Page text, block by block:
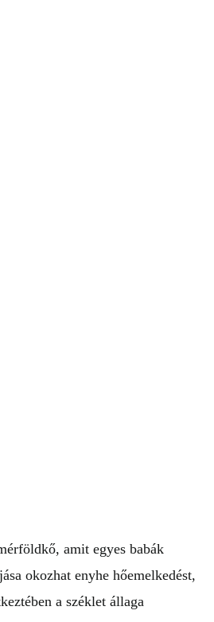
amit egyes babák
okozhat enyhe hőemelkedést,
a széklet állaga